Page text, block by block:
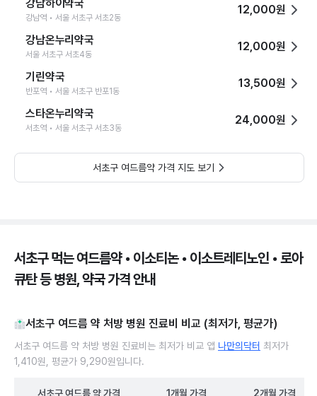
강남하이약국
강남역 • 서울 서초구 서초2동
12,000원
강남온누리약국
서울 서초구 서초4동
12,000원
기린약국
반포역 • 서울 서초구 반포1동
13,500원
스타온누리약국
서초역 • 서울 서초구 서초3동
24,000원
서초구 여드름약 가격 지도 보기
서초구 먹는 여드름약 • 이소티논 • 이소트레티노인 • 로아
큐탄 등 병원, 약국 가격 안내
서초구 여드름 약 처방 병원 진료비 비교 (최저가, 평균가)
서초구 여드름 약 처방 병원 진료비는 최저가 비교 앱 나만의닥터 최저가
1,410원, 평균가 9,290원입니다.
서초구 여드름 약가격 1개월 가격 2개월 가격